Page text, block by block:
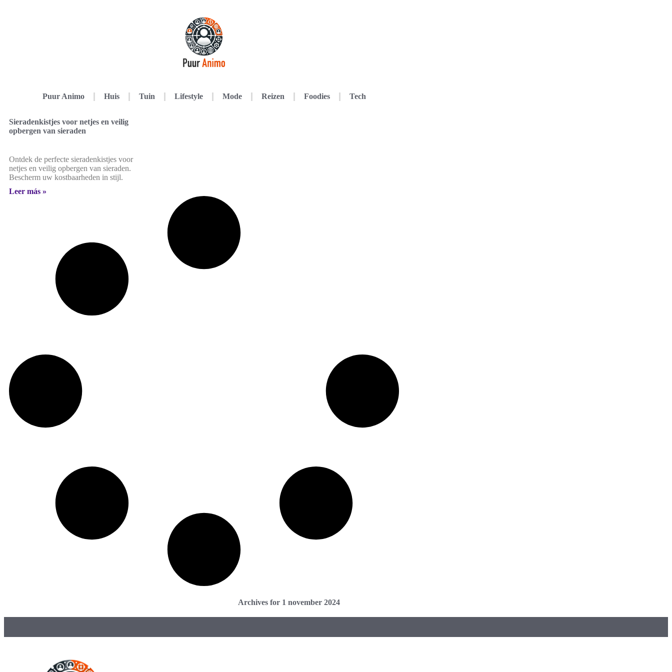
Puur Animo Huis Tuin Lifestyle Mode Reizen Foodies Tech
Sieradenkistjes voor netjes en veilig
opbergen van sieraden
Ontdek de perfecte sieradenkistjes voor
netjes en veilig opbergen van sieraden.
Bescherm uw kostbaarheden in stijl.
Leer más »
Archives for 1 november 2024